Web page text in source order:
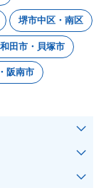
堺市中区・南区
田市・貝塚市
阪南市